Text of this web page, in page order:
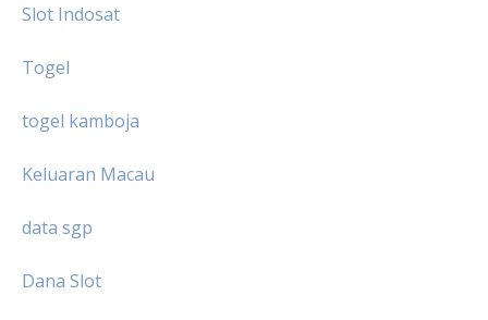
Slot Indosat
Togel
togel kamboja
Keluaran Macau
data sgp
Dana Slot